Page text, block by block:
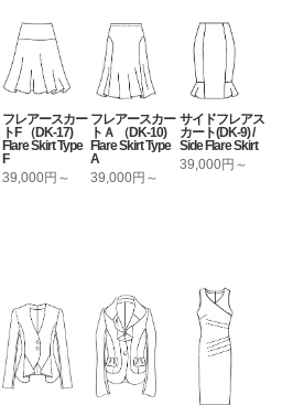
フレアースカー
トF （DK-17)
Flare Skirt Type
F
39,000円～
フレアースカー
トＡ （DK-10)
Flare Skirt Type
A
39,000円～
サイドフレアス
カート(DK-9) /
Side Flare Skirt
39,000円～